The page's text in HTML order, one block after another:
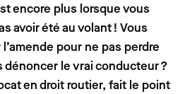
encore plus lorsque vous
avoir été au volant ! Vous
pour ne pas perdre
dénoncer le vrai conducteur ?
en droit routier, fait le point